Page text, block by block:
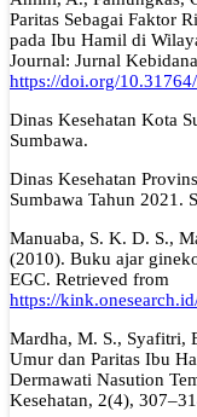
Paritas Sebagai Faktor
pada Ibu Hamil di
Journal: Jurnal
https://doi.org/
Dinas Kesehatan Kota
Sumbawa.
Dinas Kesehatan
Sumbawa Tahun 2021.
Manuaba, S. K. D. S.,
(2010). Buku ajar
EGC. Retrieved from
https://
Mardha, M. S., Syafitri,
Umur dan Paritas Ibu
Dermawati Nasution
Kesehatan, 2(4),